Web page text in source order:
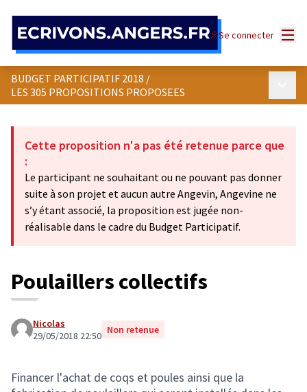
Se connecter
BUDGET PARTICIPATIF 2018 /
LES 305 PROPOSITIONS PROPOSEES
Cette proposition n'a pas été retenue parce que
:
Le participant ne souhaitant ou ne pouvant pas donner
suite à son projet et aucun autre Angevin, Angevine ne
s’y étant associé, la proposition est jugée non-
réalisable dans le cadre du Budget Participatif.
Poulaillers collectifs
Nicolas
29/05/2018 22:50 Non retenue
Financer l'achat de coqs et poules ainsi que la